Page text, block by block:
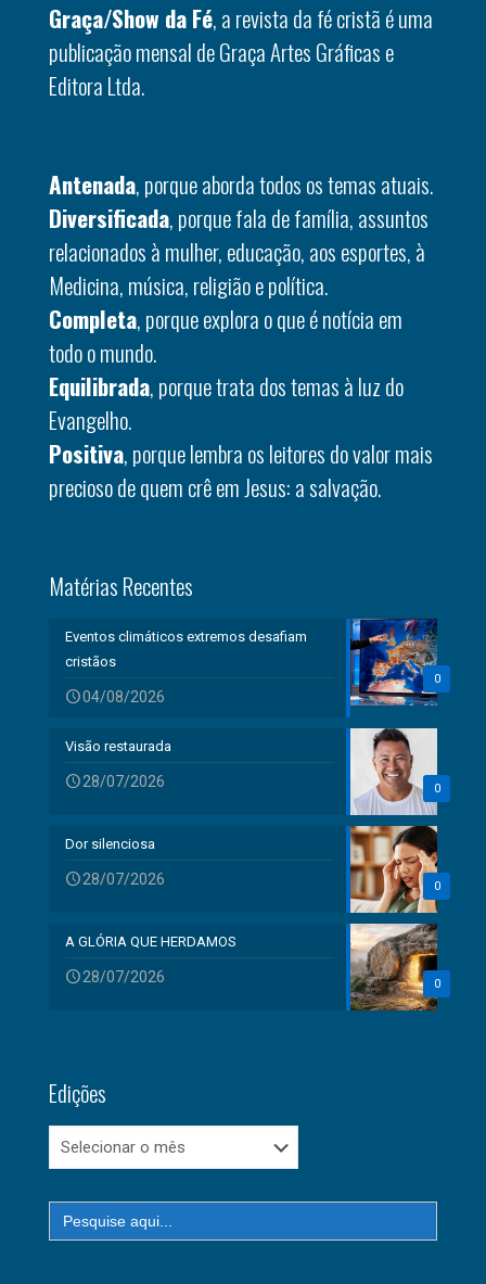
Graça/Show da Fé, a revista da fé cristã é uma
publicação mensal de Graça Artes Gráficas e
Editora Ltda.
Antenada, porque aborda todos os temas atuais.
Diversificada, porque fala de família, assuntos
relacionados à mulher, educação, aos esportes, à
Medicina, música, religião e política.
Completa, porque explora o que é notícia em
todo o mundo.
Equilibrada, porque trata dos temas à luz do
Evangelho.
Positiva, porque lembra os leitores do valor mais
precioso de quem crê em Jesus: a salvação.
Matérias Recentes
0
Eventos climáticos extremos desafiam
cristãos
04/08/2026
0
Visão restaurada
28/07/2026
0
Dor silenciosa
28/07/2026
0
A GLÓRIA QUE HERDAMOS
28/07/2026
Edições
Edições
Search
for: